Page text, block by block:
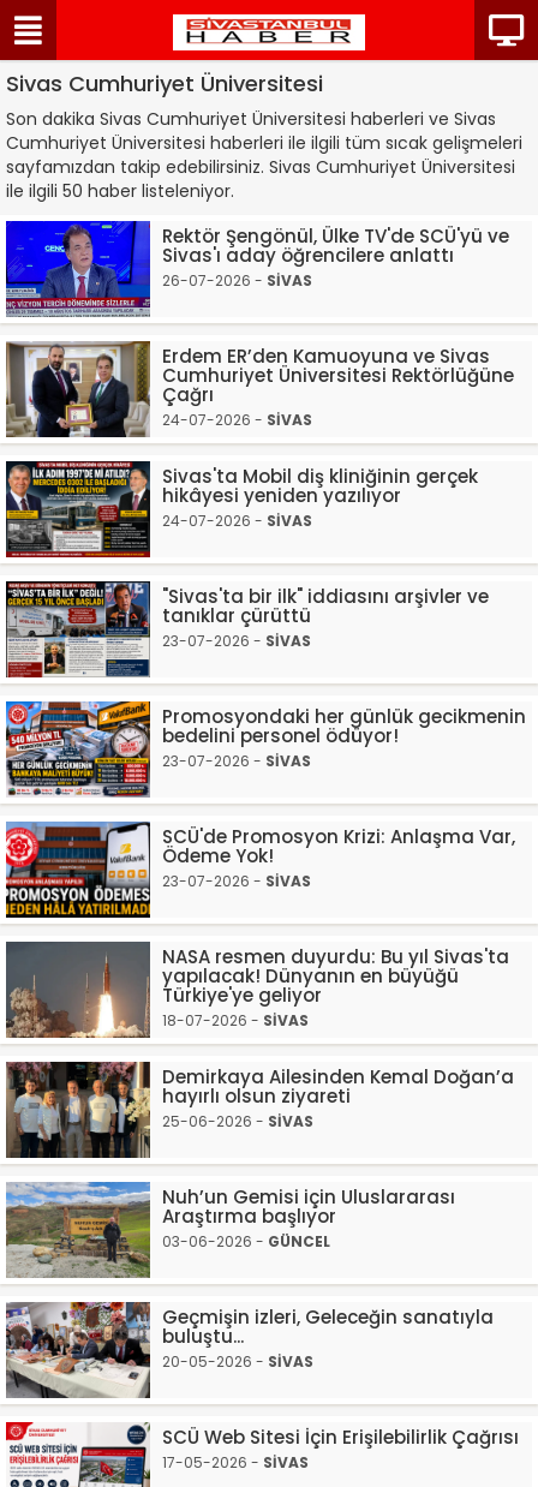
Sivas Cumhuriyet Üniversitesi
Son dakika Sivas Cumhuriyet Üniversitesi haberleri ve Sivas
Cumhuriyet Üniversitesi haberleri ile ilgili tüm sıcak gelişmeleri
sayfamızdan takip edebilirsiniz. Sivas Cumhuriyet Üniversitesi
ile ilgili 50 haber listeleniyor.
Rektör Şengönül, Ülke TV'de SCÜ'yü ve
Sivas'ı aday öğrencilere anlattı
26-07-2026 - SİVAS
Erdem ER’den Kamuoyuna ve Sivas
Cumhuriyet Üniversitesi Rektörlüğüne
Çağrı
24-07-2026 - SİVAS
Sivas'ta Mobil diş kliniğinin gerçek
hikâyesi yeniden yazılıyor
24-07-2026 - SİVAS
"Sivas'ta bir ilk" iddiasını arşivler ve
tanıklar çürüttü
23-07-2026 - SİVAS
Promosyondaki her günlük gecikmenin
bedelini personel ödüyor!
23-07-2026 - SİVAS
SCÜ'de Promosyon Krizi: Anlaşma Var,
Ödeme Yok!
23-07-2026 - SİVAS
NASA resmen duyurdu: Bu yıl Sivas'ta
yapılacak! Dünyanın en büyüğü
Türkiye'ye geliyor
18-07-2026 - SİVAS
Demirkaya Ailesinden Kemal Doğan’a
hayırlı olsun ziyareti
25-06-2026 - SİVAS
Nuh’un Gemisi için Uluslararası
Araştırma başlıyor
03-06-2026 - GÜNCEL
Geçmişin izleri, Geleceğin sanatıyla
buluştu...
20-05-2026 - SİVAS
SCÜ Web Sitesi İçin Erişilebilirlik Çağrısı
17-05-2026 - SİVAS